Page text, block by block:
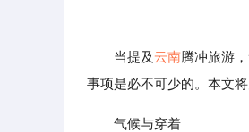
当提及 云南腾冲旅游
事项是必不可少的。本文
气候与穿着